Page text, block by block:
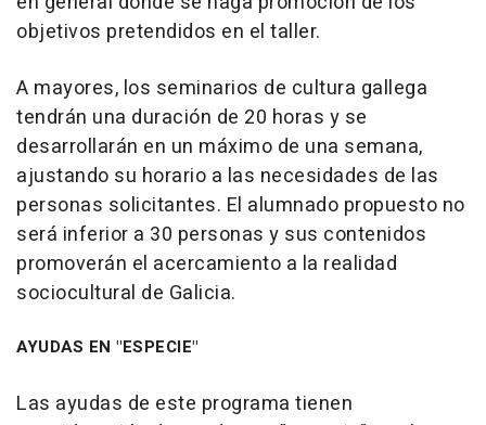
objetivos pretendidos en el taller.
A mayores, los seminarios de cultura gallega
tendrán una duración de 20 horas y se
desarrollarán en un máximo de una semana,
ajustando su horario a las necesidades de las
personas solicitantes. El alumnado propuesto no
será inferior a 30 personas y sus contenidos
promoverán el acercamiento a la realidad
sociocultural de Galicia.
AYUDAS EN "ESPECIE"
Las ayudas de este programa tienen